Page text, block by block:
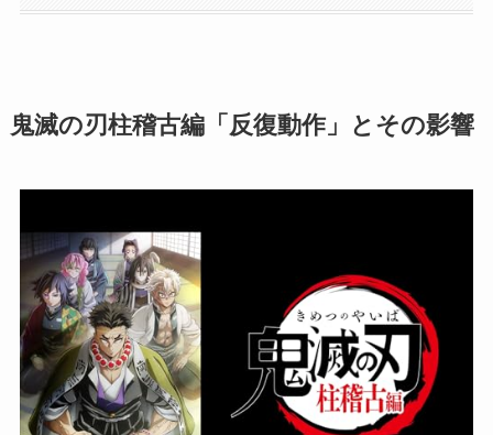
鬼滅の刃柱稽古編「反復動作」とその影響